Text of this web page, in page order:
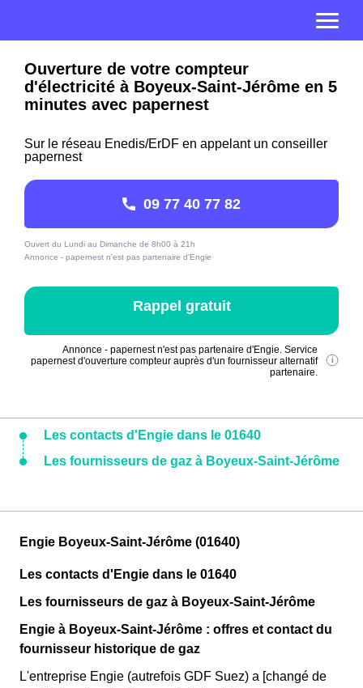
Ouverture de votre compteur
d'électricité à Boyeux-Saint-Jérôme en 5
minutes avec papernest
Sur le réseau Enedis/ErDF en appelant un conseiller
papernest
09 77 40 77 82
Ouvert du Lundi au Dimanche de 8h00 à 21h
Annonce - papernest n'est pas partenaire d'Engie
Rappel gratuit
Annonce - papernest n'est pas partenaire d'Engie. Service
papernest d'ouverture compteur auprès d'un fournisseur alternatif
partenaire.
Les contacts d'Engie dans le 01640
Les fournisseurs de gaz à Boyeux-Saint-Jérôme
Engie Boyeux-Saint-Jérôme (01640)
Les contacts d'Engie dans le 01640
Les fournisseurs de gaz à Boyeux-Saint-Jérôme
Engie à Boyeux-Saint-Jérôme : offres et contact du
fournisseur historique de gaz
L'entreprise Engie (autrefois GDF Suez) a [changé de